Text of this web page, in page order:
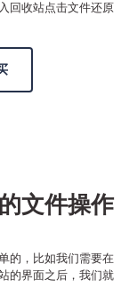
回收站点击文件还原
文件操作
的，比如我们需要在
的界面之后，我们就